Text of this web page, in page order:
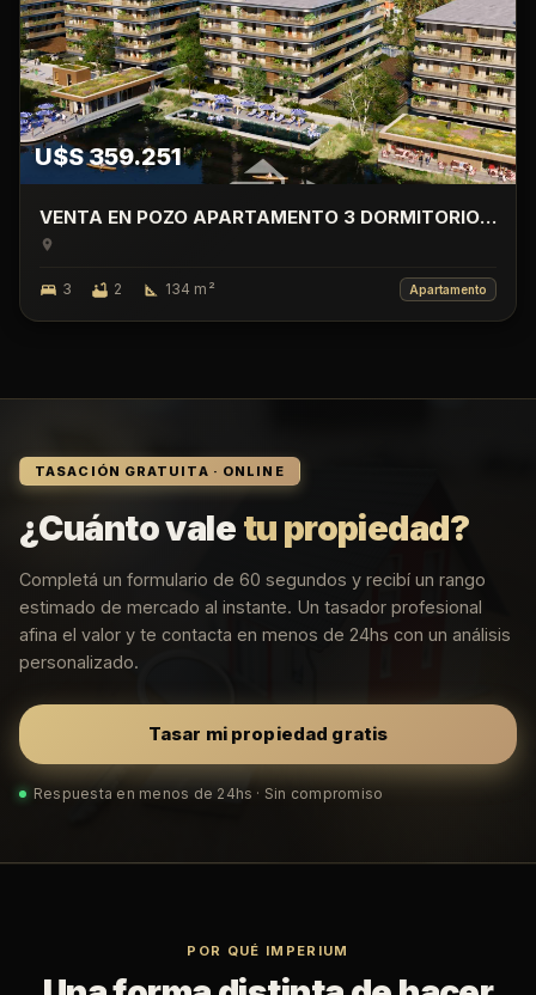
U$S 359.251
VENTA EN POZO APARTAMENTO 3 DORMITORIO
CON TERRAZA, LAGO CALCAGNO, CIUDAD DE LA
3 2 134 m² Apartamento
TASACIÓN GRATUITA · ONLINE
¿Cuánto vale tu propiedad?
Completá un formulario de 60 segundos y recibí un rango
estimado de mercado al instante. Un tasador profesional
afina el valor y te contacta en menos de 24hs con un análisis
personalizado.
Tasar mi propiedad gratis
Respuesta en menos de 24hs · Sin compromiso
POR QUÉ IMPERIUM